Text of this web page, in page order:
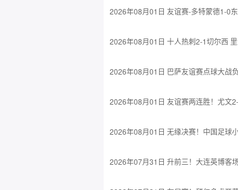
2026年08月01日 友谊赛-多特蒙德1-0
2026年08月01日 十人热刺2-1切尔西
2026年08月01日 巴萨友谊赛点球大战
2026年08月01日 友谊赛两连胜！尤文
2026年08月01日 无缘决赛！中国足球
2026年07月31日 升前三！大连英博客